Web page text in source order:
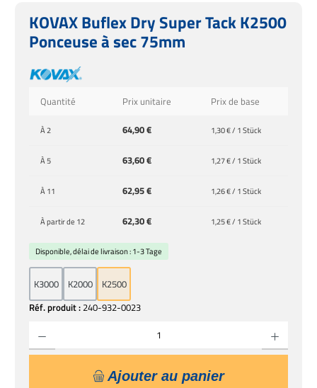
KOVAX Buflex Dry Super Tack K2500
Ponceuse à sec 75mm
Quantité Prix unitaire Prix de base
À2 64,90 € 1,30 € / 1 Stück
À5 63,60 € 1,27 € / 1 Stück
À11 62,95 € 1,26 € / 1 Stück
À partir de 12 62,30 € 1,25 € / 1 Stück
Réf. produit :240-932-0023
Disponible, délai de livraison : 1-3 Tage
K3000 K2000 K2500
Ajouter au panier